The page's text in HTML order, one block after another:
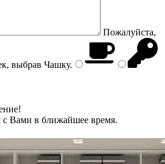
Пожалуйста,
выбрав Чашку.
Вами в ближайшее время.